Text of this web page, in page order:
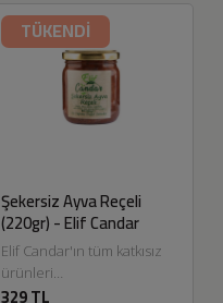
topladığımız elmaları
kaynatarak...
TÜKENDİ
Şekersiz Ayva Reçeli
(220gr) - Elif Candar
Elif Candar'ın tüm katkısız
ürünleri
Eskitadında.com'da.